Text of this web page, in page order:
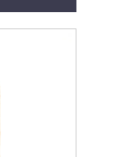
Outdoor